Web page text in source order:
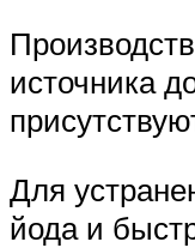
источника
Для
йода и